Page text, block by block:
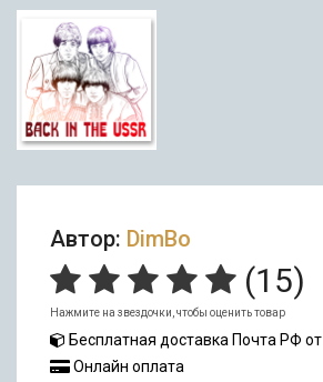
Автор: DimBo
(15)
Нажмите на звездочки, чтобы оценить товар
Бесплатная доставка Почта РФ
Онлайн оплата